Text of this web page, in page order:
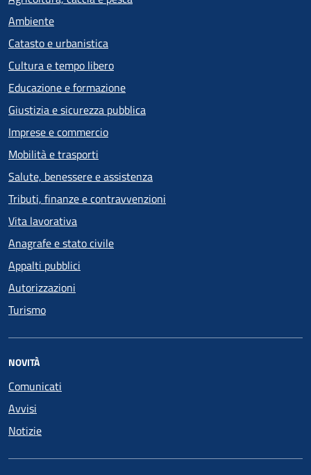
Ambiente
Catasto e urbanistica
Cultura e tempo libero
Educazione e formazione
Giustizia e sicurezza pubblica
Imprese e commercio
Mobilità e trasporti
Salute, benessere e assistenza
Tributi, finanze e contravvenzioni
Vita lavorativa
Anagrafe e stato civile
Appalti pubblici
Autorizzazioni
Turismo
NOVITÀ
Comunicati
Avvisi
Notizie